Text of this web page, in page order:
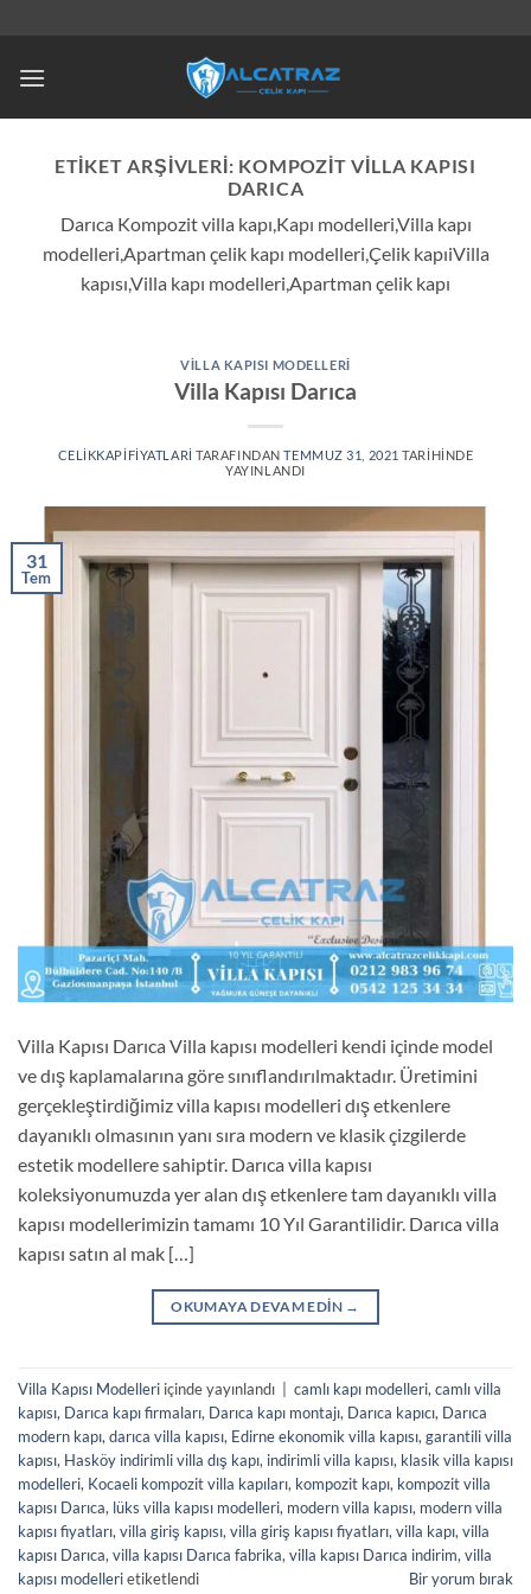
ETIKET ARŞIVLERI: KOMPOZIT VILLA KAPISI
DARICA
Darıca Kompozit villa kapı,Kapı modelleri,Villa kapı
modelleri,Apartman çelik kapı modelleri,Çelik kapıiVilla
kapısı,Villa kapı modelleri,Apartman çelik kapı
VILLA KAPISI MODELLERI
Villa Kapısı Darıca
CELIKKAPIFIYATLARI TARAFINDAN TEMMUZ 31, 2021 TARIHINDE
YAYINLANDI
31
Tem
Villa Kapısı Darıca Villa kapısı modelleri kendi içinde model
ve dış kaplamalarına göre sınıflandırılmaktadır. Üretimini
gerçekleştirdiğimiz villa kapısı modelleri dış etkenlere
dayanıklı olmasının yanı sıra modern ve klasik çizgilerde
estetik modellere sahiptir. Darıca villa kapısı
koleksiyonumuzda yer alan dış etkenlere tam dayanıklı villa
kapısı modellerimizin tamamı 10 Yıl Garantilidir. Darıca villa
kapısı satın al mak […]
OKUMAYA DEVAM EDIN →
Villa Kapısı Modelleri içinde yayınlandı camlı kapı modelleri, camlı villa
kapısı, Darıca kapı firmaları, Darıca kapı montajı, Darıca kapıcı, Darıca
modern kapı, darıca villa kapısı, Edirne ekonomik villa kapısı, garantili villa
kapısı, Hasköy indirimli villa dış kapı, indirimli villa kapısı, klasik villa kapısı
modelleri, Kocaeli kompozit villa kapıları, kompozit kapı, kompozit villa
kapısı Darıca, lüks villa kapısı modelleri, modern villa kapısı, modern villa
kapısı fiyatları, villa giriş kapısı, villa giriş kapısı fiyatları, villa kapı, villa
kapısı Darıca, villa kapısı Darıca fabrika, villa kapısı Darıca indirim, villa
kapısı modellerietiketlendi Bir yorum bırak